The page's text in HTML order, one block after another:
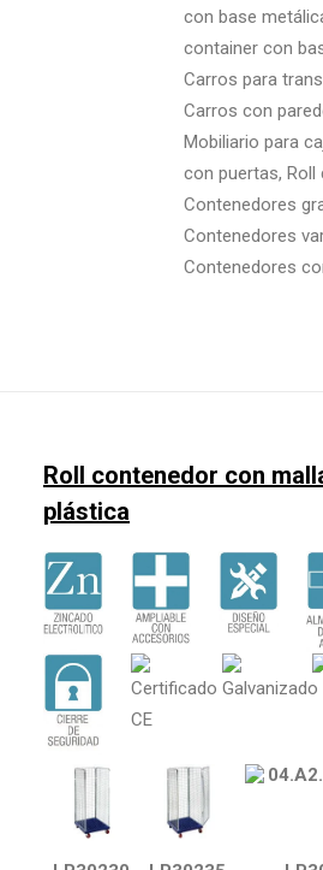
con base
container con
Carros para
Carros con
Mobiliario para
con puertas, Roll
Contenedores
Contenedores
Contenedores
Roll contenedor con
plástica